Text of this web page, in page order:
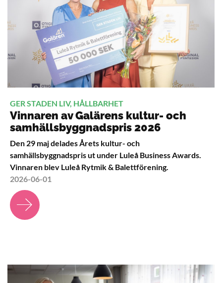
GER STADEN LIV, HÅLLBARHET
Vinnaren av Galärens kultur- och
samhällsbyggnadspris 2026
Den 29 maj delades Årets kultur- och
samhällsbyggnadspris ut under Luleå Business Awards.
Vinnaren blev Luleå Rytmik & Balettförening.
2026-06-01